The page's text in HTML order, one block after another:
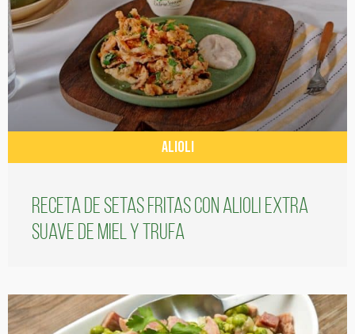
ALIOLI
Receta de setas fritas con alioli extra
suave de miel y trufa